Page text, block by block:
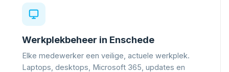
Werkplekbeheer in Enschede
Elke medewerker een veilige, actuele werkplek.
Laptops, desktops, Microsoft 365, updates en